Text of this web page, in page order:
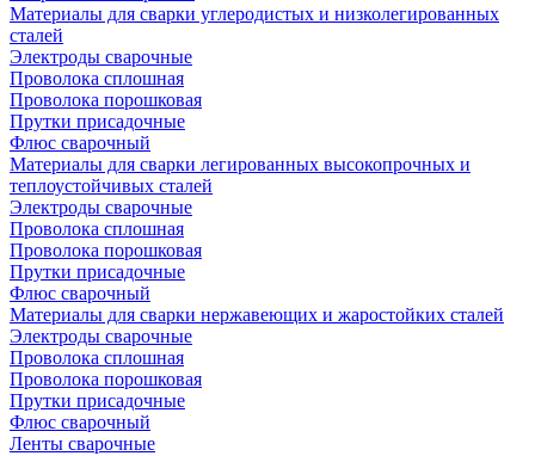
Материалы для сварки углеродистых и низколегированных
сталей
Электроды сварочные
Проволока сплошная
Проволока порошковая
Прутки присадочные
Флюс сварочный
Материалы для сварки легированных высокопрочных и
теплоустойчивых сталей
Электроды сварочные
Проволока сплошная
Проволока порошковая
Прутки присадочные
Флюс сварочный
Материалы для сварки нержавеющих и жаростойких сталей
Электроды сварочные
Проволока сплошная
Проволока порошковая
Прутки присадочные
Флюс сварочный
Ленты сварочные